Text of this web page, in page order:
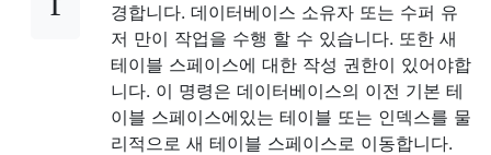
경합니다. 데이터베이스 소유자 또는 수퍼 유
저 만이 작업을 수행 할 수 있습니다. 또한 새
테이블 스페이스에 대한 작성 권한이 있어야합
니다. 이 명령은 데이터베이스의 이전 기본 테
이블 스페이스에있는 테이블 또는 인덱스를 물
리적으로 새 테이블 스페이스로 이동합니다.